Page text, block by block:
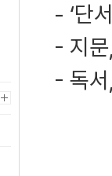
- ‘단
- 지
- 독